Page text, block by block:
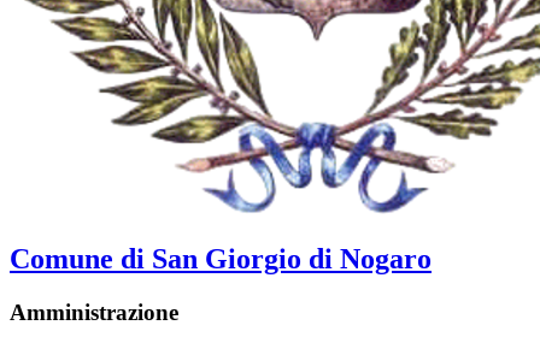
Comune di San Giorgio di Nogaro
Amministrazione